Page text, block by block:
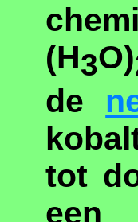
(H3O)
de
tot
een